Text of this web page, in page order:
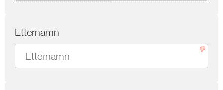
Etternamn